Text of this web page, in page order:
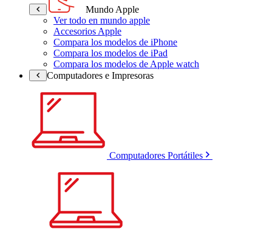
Mundo Apple
Ver todo en mundo apple
Accesorios Apple
Compara los modelos de iPhone
Compara los modelos de iPad
Compara los modelos de Apple watch
Computadores e Impresoras
Computadores Portátiles